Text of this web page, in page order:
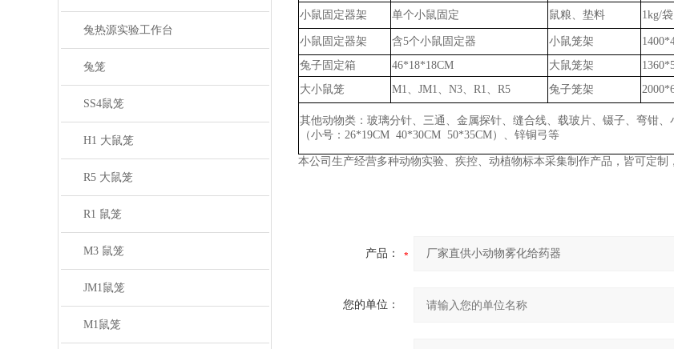
兔热源实验工作台
兔笼
SS4鼠笼
H1 大鼠笼
R5 大鼠笼
R1 鼠笼
M3 鼠笼
JM1鼠笼
M1鼠笼
小鼠固定器架 单个小鼠固定 鼠粮、垫料 1kg/袋
小鼠固定器架 含5个小鼠固定器 小鼠笼架
兔子固定箱
46*18*18CM 大鼠笼架
大小鼠笼
M1、JM1、N3、R1、R5 兔子笼架
其他动物类：玻璃分针、三通、金属探针、缝合线、载玻片、镊子、弯钳、
（小号： 26*19CM 40*30CM 50*35CM）、锌铜弓等
本公司生产经营多种动物实验、疾控、动植物标本采集制作产品，皆可定制
产品：
您的单位：